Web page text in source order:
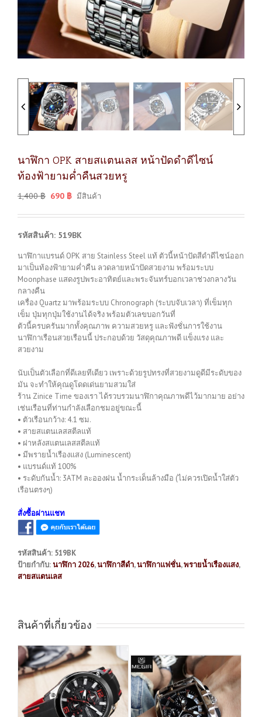
นาฬิกา OPK สายสแตนเลส หน้าปัดดำดีไซน์
ท้องฟ้ายามค่ำคืนสวยหรู
1,400฿ 690 ฿ มีสินค้า
รหัสสินค้า: 519BK
นาฬิกาแบรนด์ OPK สาย Stainless Steel แท้ ตัวนี้หน้าปัดสีดำดีไซน์ออก
มาเป็นท้องฟ้ายามค่ำคืน ลวดลายหน้าปัดสวยงาม พร้อมระบบ
Moonphase แสดงรูปพระอาทิตย์และพระจันทร์บอกเวลาช่วงกลางวัน
กลางคืน
เครื่อง Quartz มาพร้อมระบบ Chronograph (ระบบจับเวลา) ที่เข็มทุก
เข็ม ปุ่มทุกปุ่มใช้งานได้จริง พร้อมตัวเลขบอกวันที่
ตัวนี้ครบครันมากทั้งคุณภาพ ความสวยหรู และฟังชั่นการใช้งาน
นาฬิกาเรือนสวยเรือนนี้ ประกอบด้วย วัสดุคุณภาพดี แข็งแรง และ
สวยงาม
นับเป็นตัวเลือกที่ดีเลยทีเดียว เพราะด้วยรูปทรงที่สวยงามดูดีมีระดับของ
มัน จะทำให้คุณดูโดดเด่นยามสวมใส่
ร้าน Zinice Time ของเรา ได้รวบรวมนาฬิกาคุณภาพดีไว้มากมาย อย่าง
เช่นเรือนที่ท่านกำลังเลือกชมอยู่ขณะนี้
• ตัวเรือนกว้าง: 4.1 ซม.
• สายสแตนเลสสตีลแท้
• ฝาหลังสแตนเลสสตีลแท้
• มีพรายน้ำเรืองแสง (Luminescent)
• แบรนด์แท้ 100%
• ระดับกันน้ำ: 3ATM ละอองฝน น้ำกระเด็นล้างมือ (ไม่ควรเปิดน้ำใส่ตัว
เรือนตรงๆ)
สั่งซื้อผ่านแชท
รหัสสินค้า: 519BK
ป้ายกำกับ:นาฬิกา 2026,นาฬิกาสีดำ,นาฬิกาแฟชั่น,พรายน้ำเรืองแสง,
สายสแตนเลส
สินค้าที่เกี่ยวข้อง